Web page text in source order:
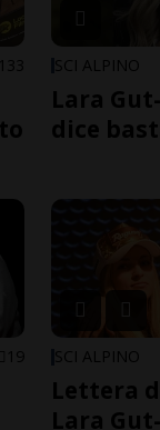
133 SCI ALPINO
Lara
dice
19 SCI ALPINO
Lettera
Lara